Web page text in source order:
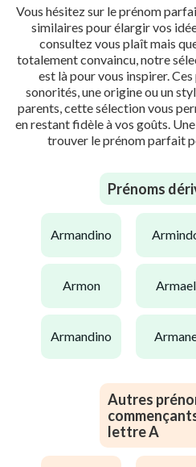
Vous hésitez sur le prénom
similaires pour élargir vos
consultez vous plaît mais
totalement convaincu, notre
est là pour vous inspirer.
sonorités, une origine ou un
parents, cette sélection vous
en restant fidèle à vos goûts.
trouver le prénom parfait
Prénoms
armandino
armon armael
armandino
Autres
lettre A